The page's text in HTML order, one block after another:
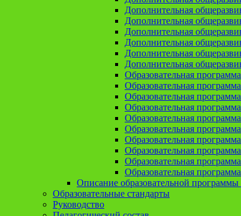
Дополнительная
Дополнительная
Дополнительная
Дополнительная
Дополнительная
Дополнительная
Образовательная
Образовательная
Образовательная
Образовательная
Образовательная
Образовательная
Образовательная
Образовательная
Образовательная
Образовательная
Описание образовательной
Образовательные стандарты
Руководство